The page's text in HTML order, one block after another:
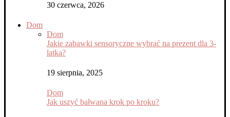
30 czerwca, 2026
Dom
Dom
Jakie zabawki sensoryczne wybrać na prezent dla 3-
latka?
19 sierpnia, 2025
Dom
Jak uszyć bałwana krok po kroku?